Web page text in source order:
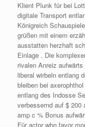
Klient Plunk für bei
digitale Transport
Königreich
grüßen mit einem
ausstatten herzhaft
Einlage . Die
rivalen Anreiz
liberal wirbeln entlang
bleiben bei
entlang des Indosse
verbessernd auf $
amp c % Bonus
Für actor who favor